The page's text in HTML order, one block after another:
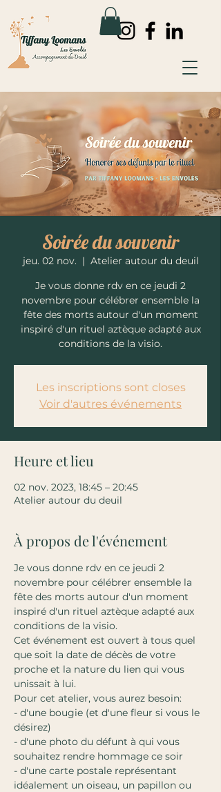
Soirée du souvenir
jeu. 02 nov.
  |
Atelier autour du deuil
Je vous donne rdv en ce jeudi 2
novembre pour célébrer ensemble la
fête des morts autour d'un moment
inspiré d'un rituel aztèque adapté aux
conditions de la visio.
Les inscriptions sont closes
Voir d'autres événements
Heure et lieu
02 nov. 2023, 18:45 – 20:45
Atelier autour du deuil
À propos de l'événement
Je vous donne rdv en ce jeudi 2
novembre pour célébrer ensemble la
fête des morts autour d'un moment
inspiré d'un rituel aztèque adapté aux
conditions de la visio.
Cet événement est ouvert à tous quel
que soit la date de décès de votre
proche et la nature du lien qui vous
unissait à lui.
Pour cet atelier, vous aurez besoin:
- d'une bougie (et d'une fleur si vous le
désirez)
- d'une photo du défunt à qui vous
souhaitez rendre hommage ce soir
- d'une carte postale représentant
idéalement un oiseau, un papillon ou